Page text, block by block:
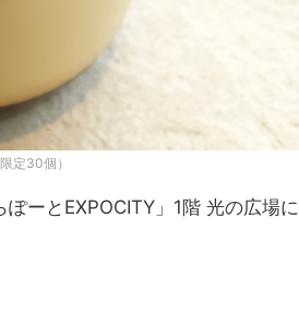
定30個）
ーとEXPOCITY」1階 光の広場に